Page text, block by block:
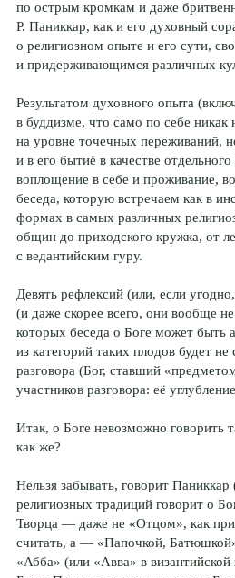
по острым кромкам и даже
P. Паниккар, как и его духовный
о религиозном опыте и его сути,
и придерживающимся различных
Результатом духовного опыта
в буддизме, что само по себе никак
на уровне точечных переживаний,
и в его бытиё в качестве
воплощение в себе и проживание,
беседа, которую встречаем как в
формах в самых различных
общин до приходского кружка, от
с ведантийским гуру.
Девять рефлексий (или, если
(и даже скорее всего, они вообще
которых беседа о Боге может быть
из категорий таких плодов будет
разговора (Бог, ставший
участников разговора: её
Итак, о Боге невозможно говорить
как же?
Нельзя забывать, говорит
религиозных традиций говорит о
Творца — даже не «Отцом», как
считать, а — «Папочкой,
«Абба» (или «Авва» в